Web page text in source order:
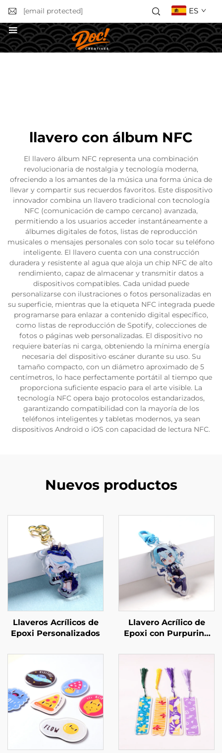
[email protected] ES
llavero con álbum NFC
El llavero álbum NFC representa una combinación
revolucionaria de nostalgia y tecnología moderna,
ofreciendo a los amantes de la música una forma única de
llevar y compartir sus recuerdos favoritos. Este dispositivo
innovador combina un llavero tradicional con tecnología
NFC (comunicación de campo cercano) avanzada,
permitiendo a los usuarios acceder instantáneamente a
álbumes digitales de fotos, listas de reproducción
musicales o mensajes personales con solo tocar su teléfono
inteligente. El llavero cuenta con una construcción
duradera y resistente al agua que aloja un chip NFC de alto
rendimiento, capaz de almacenar y transmitir datos a
dispositivos compatibles. Cada unidad puede
personalizarse con ilustraciones o fotos personalizadas en
su superficie, mientras que la etiqueta NFC integrada puede
programarse para enlazar a contenido digital específico,
como listas de reproducción de Spotify, colecciones de
fotos o páginas web personalizadas. El dispositivo no
requiere baterías ni carga, obteniendo la mínima energía
necesaria del dispositivo escáner durante su uso. Su
tamaño compacto, con un diámetro aproximado de 5
centímetros, lo hace perfectamente portátil al tiempo que
proporciona suficiente espacio para el arte visible. La
tecnología NFC opera bajo protocolos estandarizados,
garantizando compatibilidad con la mayoría de los
teléfonos inteligentes y tabletas modernos, ya sean
dispositivos Android o iOS con capacidad de lectura NFC.
Nuevos productos
Llaveros Acrílicos de
Epoxi Personalizados
Llavero Acrílico de
Epoxi con Purpurina